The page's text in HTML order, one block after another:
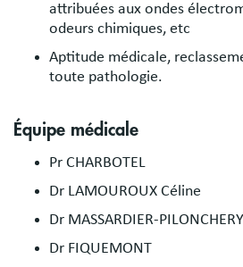
attribuées aux ondes
odeurs chimiques, etc
Aptitude médicale,
toute pathologie.
Équipe médicale
Pr CHARBOTEL
Dr LAMOUROUX Céline
Dr MASSARDIER-PILONCHERY
Dr FIQUEMONT